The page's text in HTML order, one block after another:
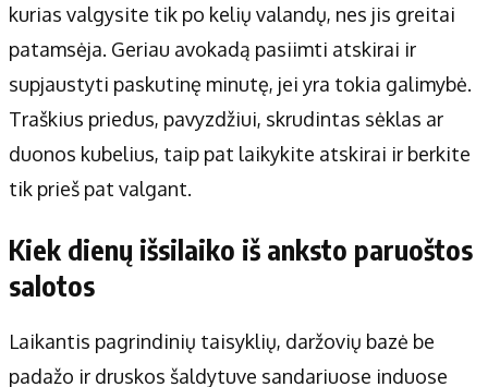
kurias valgysite tik po kelių valandų, nes jis greitai
patamsėja. Geriau avokadą pasiimti atskirai ir
supjaustyti paskutinę minutę, jei yra tokia galimybė.
Traškius priedus, pavyzdžiui, skrudintas sėklas ar
duonos kubelius, taip pat laikykite atskirai ir berkite
tik prieš pat valgant.
Kiek dienų išsilaiko iš anksto paruoštos
salotos
Laikantis pagrindinių taisyklių, daržovių bazė be
padažo ir druskos šaldytuve sandariuose induose